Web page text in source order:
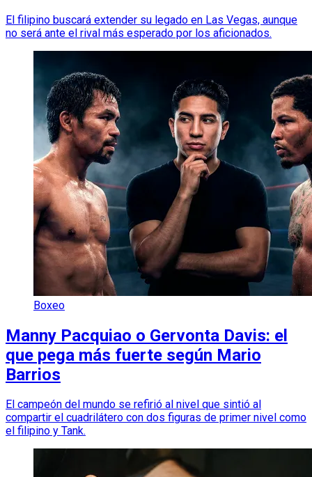
El filipino buscará extender su legado en Las Vegas, aunque
no será ante el rival más esperado por los aficionados.
Boxeo
Manny Pacquiao o Gervonta Davis: el
que pega más fuerte según Mario
Barrios
El campeón del mundo se refirió al nivel que sintió al
compartir el cuadrilátero con dos figuras de primer nivel como
el filipino y Tank.